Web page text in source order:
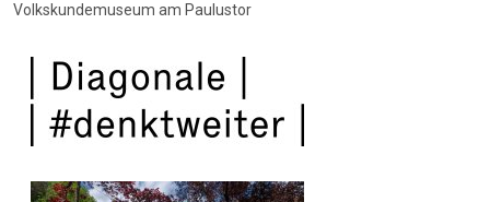
Volkskundemuseum am Paulustor